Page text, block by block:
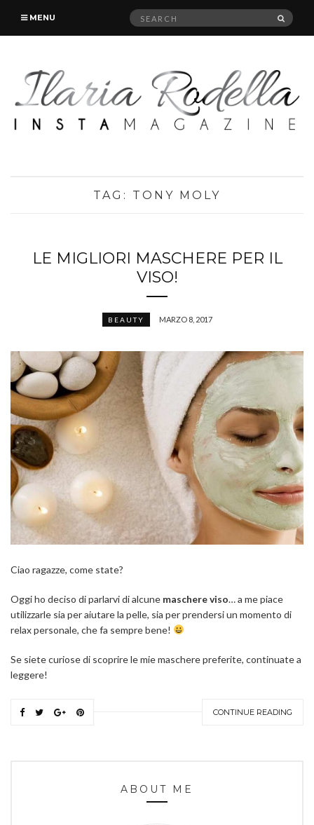
MENU
Search
TAG: TONY MOLY
LE MIGLIORI MASCHERE PER IL
VISO!
BEAUTY MARZO 8, 2017
Ciao ragazze, come state?
Oggi ho deciso di parlarvi di alcune maschere viso… a me piace
utilizzarle sia per aiutare la pelle, sia per prendersi un momento di
relax personale, che fa sempre bene!
Se siete curiose di scoprire le mie maschere preferite, continuate a
leggere!
CONTINUE READING
ABOUT ME